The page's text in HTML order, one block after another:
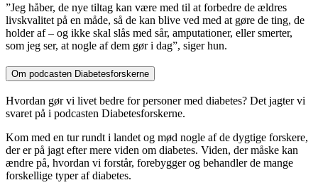
”Jeg håber, de nye tiltag kan være med til at forbedre de ældres
livskvalitet på en måde, så de kan blive ved med at gøre de ting, de
holder af – og ikke skal slås med sår, amputationer, eller smerter,
som jeg ser, at nogle af dem gør i dag”, siger hun.
Om podcasten Diabetesforskerne
Hvordan gør vi livet bedre for personer med diabetes? Det jagter vi
svaret på i podcasten Diabetesforskerne.
Kom med en tur rundt i landet og mød nogle af de dygtige forskere,
der er på jagt efter mere viden om diabetes. Viden, der måske kan
ændre på, hvordan vi forstår, forebygger og behandler de mange
forskellige typer af diabetes.